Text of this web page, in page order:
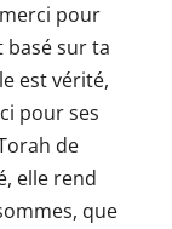
pour
basé sur ta
est vérité,
pour ses
de
elle rend
que